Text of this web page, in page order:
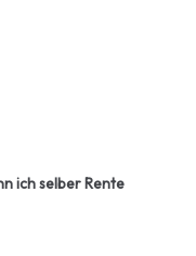
ich selber Rente